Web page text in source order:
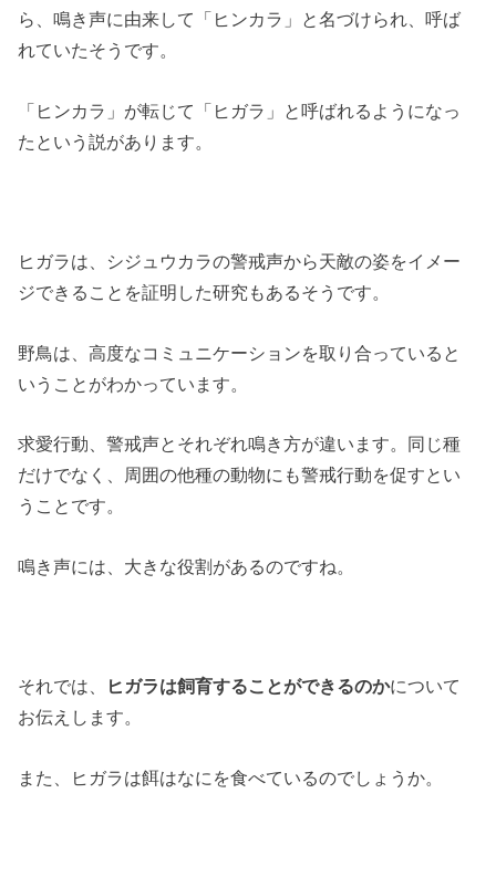
ら、鳴き声に由来して「ヒンカラ」と名づけられ、呼ば
れていたそうです。
「ヒンカラ」が転じて「ヒガラ」と呼ばれるようになっ
たという説があります。
ヒガラは、シジュウカラの警戒声から天敵の姿をイメー
ジできることを証明した研究もあるそうです。
野鳥は、高度なコミュニケーションを取り合っていると
いうことがわかっています。
求愛行動、警戒声とそれぞれ鳴き方が違います。同じ種
だけでなく、周囲の他種の動物にも警戒行動を促すとい
うことです。
鳴き声には、大きな役割があるのですね。
それでは、 ヒガラは飼育することができるのかについて
お伝えします。
また、ヒガラは餌はなにを食べているのでしょうか。